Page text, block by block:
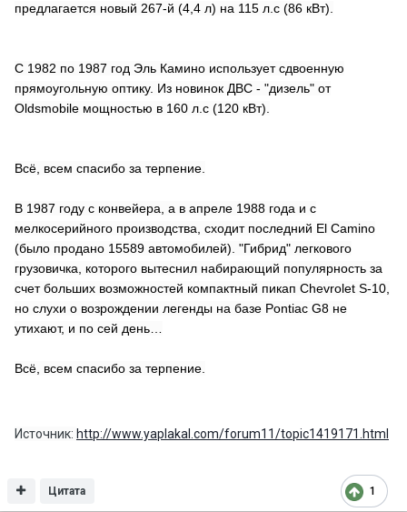
предлагается новый 267-й (4,4 л) на 115 л.с (86 кВт).
С 1982 по 1987 год Эль Камино использует сдвоенную
прямоугольную оптику. Из новинок ДВС - "дизель" от
Oldsmobile мощностью в 160 л.с (120 кВт).
Всё, всем спасибо за терпение.
В 1987 году с конвейера, а в апреле 1988 года и с
мелкосерийного производства, сходит последний El Camino
(было продано 15589 автомобилей). "Гибрид" легкового
грузовичка, которого вытеснил набирающий популярность за
счет больших возможностей компактный пикап Chevrolet S-10,
но слухи о возрождении легенды на базе Pontiac G8 не
утихают, и по сей день…
Всё, всем спасибо за терпение.
Источник: http://www.yaplakal.com/forum11/topic1419171.html
1
Цитата